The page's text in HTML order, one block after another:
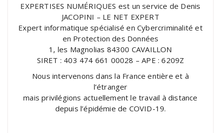
EXPERTISES NUMÉRIQUES est un service de Denis
JACOPINI – LE NET EXPERT
Expert informatique spécialisé en Cybercriminalité et
en Protection des Données
1, les Magnolias 84300 CAVAILLON
SIRET : 403 474 661 00028 – APE : 6209Z
Nous intervenons dans la France entière et à
l’étranger
mais privilégions actuellement le travail à distance
depuis l’épidémie de COVID-19.